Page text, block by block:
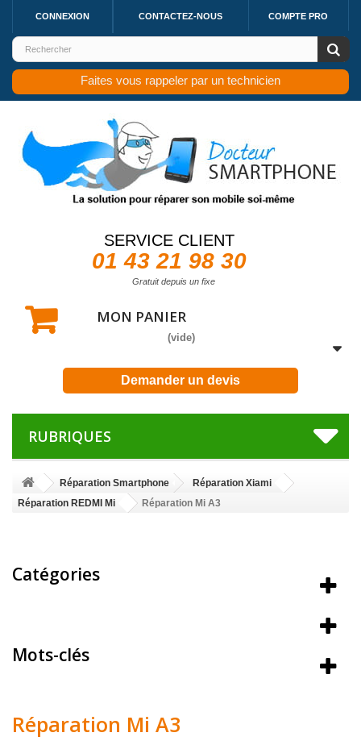
CONNEXION CONTACTEZ-NOUS COMPTE PRO
Faites vous rappeler par un technicien
SERVICE CLIENT
01 43 21 98 30
Gratuit depuis un fixe
MON PANIER
(vide)
Demander un devis
RUBRIQUES
Réparation Smartphone
Réparation Xiami
Réparation REDMI Mi
Réparation Mi A3
Catégories
Mots-clés
Réparation Mi A3